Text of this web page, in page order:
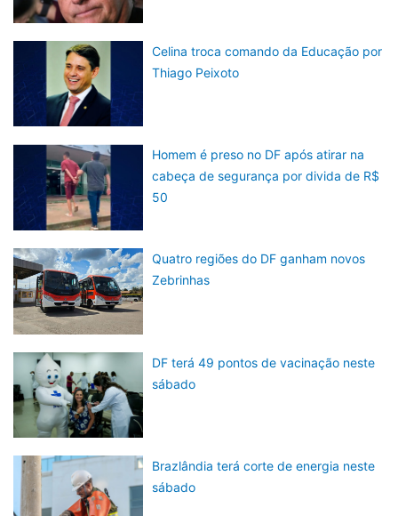
Celina troca comando da Educação por
Thiago Peixoto
Homem é preso no DF após atirar na
cabeça de segurança por divida de R$
50
Quatro regiões do DF ganham novos
Zebrinhas
DF terá 49 pontos de vacinação neste
sábado
Brazlândia terá corte de energia neste
sábado